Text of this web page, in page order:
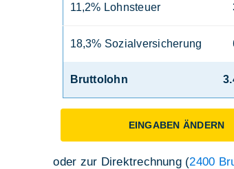
11,2% Lohnsteuer
18,3% Sozialversicherung
Bruttolohn
EINGABEN ÄNDERN
oder zur Direktrechnung (2400